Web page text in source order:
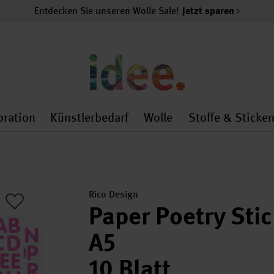
Entdecken Sie unseren Wolle Sale! Jetzt sparen
general.openMenu
Dekoration general.openMenu
Künstlerbedarf
Künstlerbedarf
Wolle
Wolle
Stoffe & Sticken
Rico Design
Paper Poetry
A5